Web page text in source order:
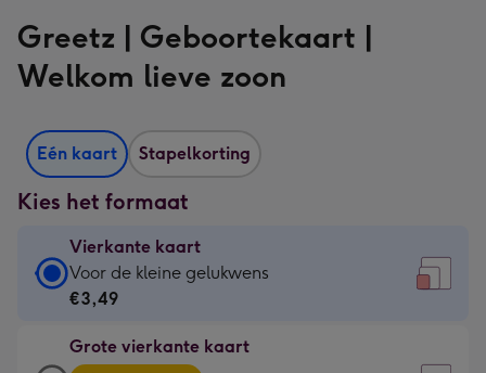
Greetz | Geboortekaart |
Welkom lieve zoon
Eén kaart Stapelkorting
Kies het formaat
Vierkante kaart
Vierkante
kaart
€3,49
Voor de kleine gelukwens
€3,49
Grote vierkante kaart